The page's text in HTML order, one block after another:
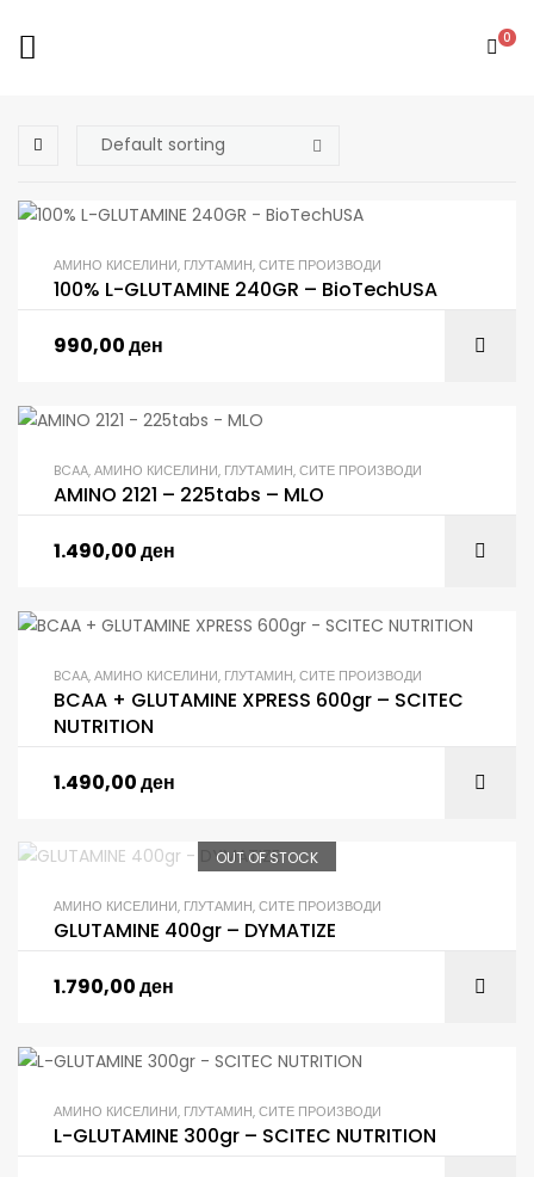
0
АМИНО КИСЕЛИНИ, ГЛУТАМИН,СИТЕ ПРОИЗВОДИ
100% L-GLUTAMINE 240GR – BioTechUSA
990,00ден
BCAA,АМИНО КИСЕЛИНИ, ГЛУТАМИН,СИТЕ ПРОИЗВОДИ
AMINO 2121 – 225tabs – MLO
1.490,00ден
BCAA,АМИНО КИСЕЛИНИ, ГЛУТАМИН,СИТЕ ПРОИЗВОДИ
BCAA + GLUTAMINE XPRESS 600gr – SCITEC
NUTRITION
1.490,00ден
OUT OF STOCK
АМИНО КИСЕЛИНИ, ГЛУТАМИН,СИТЕ ПРОИЗВОДИ
GLUTAMINE 400gr – DYMATIZE
1.790,00ден
АМИНО КИСЕЛИНИ, ГЛУТАМИН,СИТЕ ПРОИЗВОДИ
L-GLUTAMINE 300gr – SCITEC NUTRITION